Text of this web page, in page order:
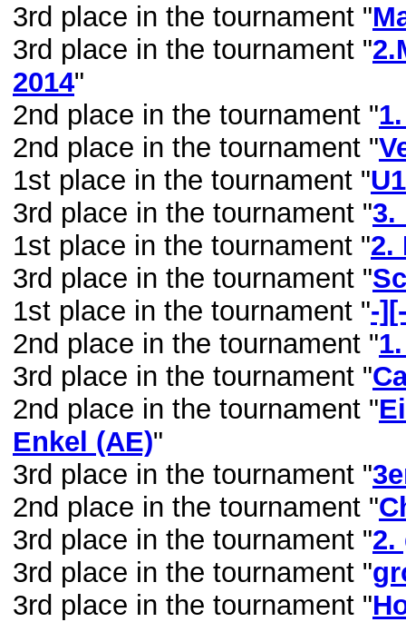
3rd place in the tournament "
3rd place in the tournament "
2014"
2nd place in the tournament "
2nd place in the tournament "
1st place in the tournament "
3rd place in the tournament "3.
1st place in the tournament "2.
3rd place in the tournament "
1st place in the tournament "-
2nd place in the tournament "
3rd place in the tournament "
2nd place in the tournament "
Enkel (AE)"
3rd place in the tournament "
2nd place in the tournament "
3rd place in the tournament "2.
3rd place in the tournament "
3rd place in the tournament "